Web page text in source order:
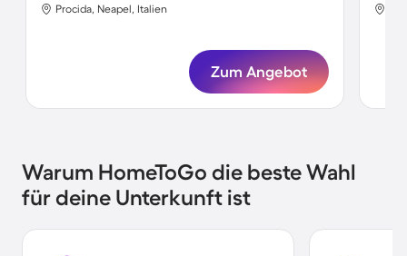
Procida, Neapel, Italien
Zum Angebot
Warum HomeToGo die beste Wahl
für deine Unterkunft ist